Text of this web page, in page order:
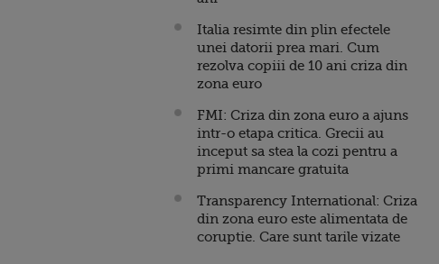
Italia resimte din plin efectele
unei datorii prea mari. Cum
rezolva copiii de 10 ani criza din
zona euro
FMI: Criza din zona euro a ajuns
intr-o etapa critica. Grecii au
inceput sa stea la cozi pentru a
primi mancare gratuita
Transparency International: Criza
din zona euro este alimentata de
coruptie. Care sunt tarile vizate